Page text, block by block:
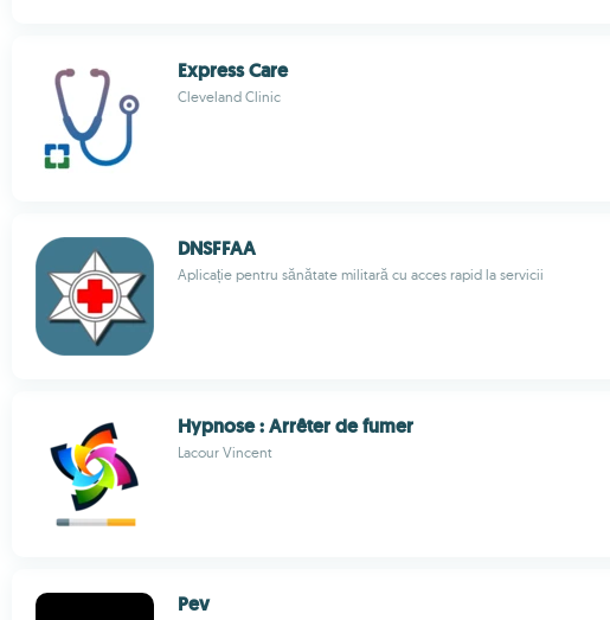
Express Care
Cleveland Clinic
DNSFFAA
Aplicație pentru sănătate militară cu acces rapid la servicii
Hypnose : Arrêter de fumer
Lacour Vincent
Pev